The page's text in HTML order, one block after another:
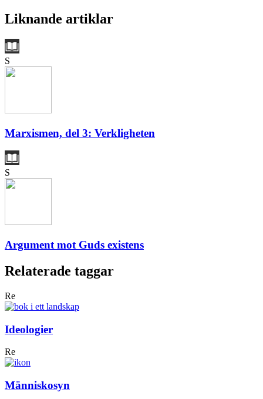
Liknande artiklar
S
Marxismen, del 3: Verkligheten
S
Argument mot Guds existens
Relaterade taggar
Re
Ideologier
Re
Människosyn